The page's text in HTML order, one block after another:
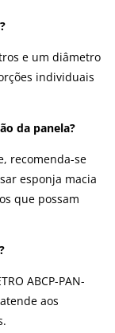
e um diâmetro
individuais
da panela?
recomenda-se
esponja macia
que possam
ABCP-PAN-
aos